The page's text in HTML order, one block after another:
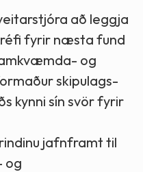
að leggja
fyrir næsta fund
og
skipulags-
kynni sín svör fyrir
jafnframt til
og